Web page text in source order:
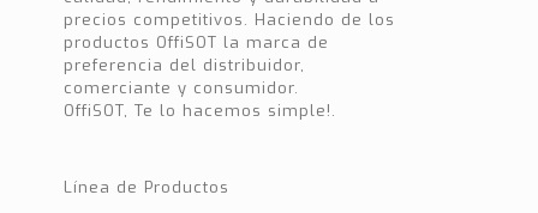
precios competitivos. Haciendo de los
productos OffiSOT la marca de
preferencia del distribuidor,
comerciante y consumidor.
OffiSOT, Te lo hacemos simple!.
Línea de Productos